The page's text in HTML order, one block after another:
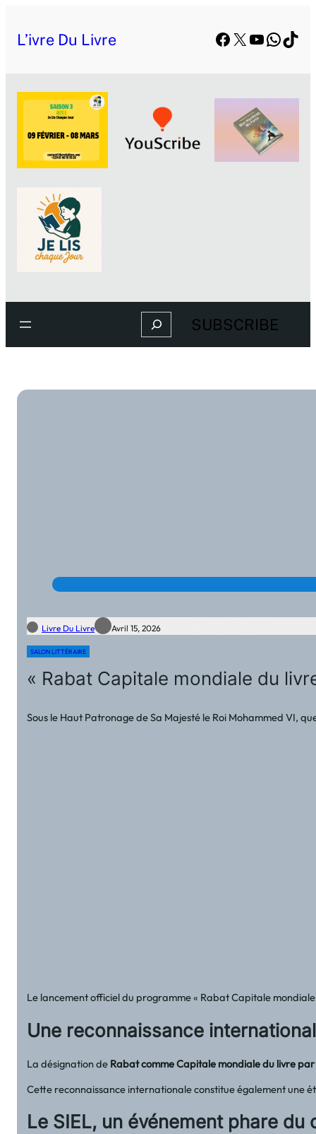
L’ivre Du Livre Facebook
X YouTube
Search SUBSCRIBE
Livre Du Livre Avril 15, 2026
SALON LITTÉRAIRE
« Rabat Capitale mondiale du
Sous le Haut Patronage de Sa Majesté le Roi Mohammed VI,
Le lancement officiel du programme « Rabat Capitale
Une reconnaissance
La désignation de Rabat comme Capitale mondiale du livre par
Cette reconnaissance internationale constitue également une
Le SIEL, un événement phare